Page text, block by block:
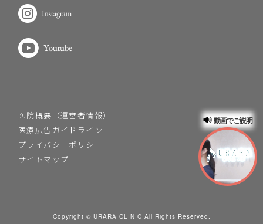
医院概要（運営者情報）
医療広告ガイドライン
プライバシーポリシー
サイトマップ
Copyright © URARA CLINIC All Rights Reserved.
動画でご説明